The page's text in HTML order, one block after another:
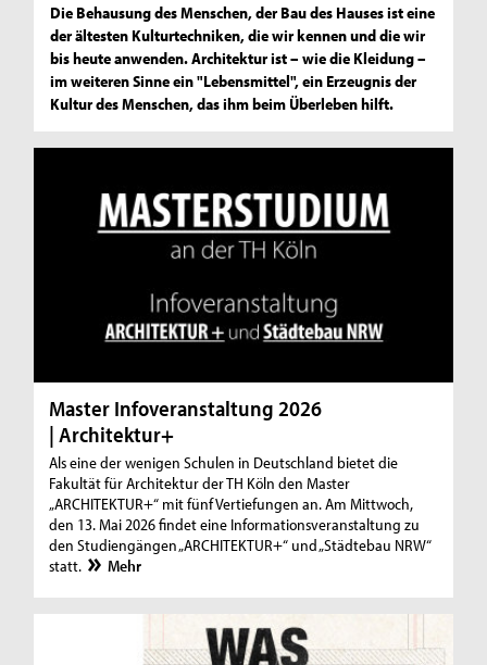
Die Behausung des Menschen, der Bau des Hauses ist eine
der ältesten Kulturtechniken, die wir kennen und die wir
bis heute anwenden. Architektur ist – wie die Kleidung –
im weiteren Sinne ein "Lebensmittel", ein Erzeugnis der
Kultur des Menschen, das ihm beim Überleben hilft.
Master Infoveranstaltung 2026
| Architektur+
Als eine der wenigen Schulen in Deutschland bietet die
Fakultät für Architektur der TH Köln den Master
„ARCHITEKTUR+“ mit fünf Vertiefungen an. Am Mittwoch,
den 13. Mai 2026 findet eine Informationsveranstaltung zu
den Studiengängen „ARCHITEKTUR+“ und „Städtebau NRW“
statt.
Mehr